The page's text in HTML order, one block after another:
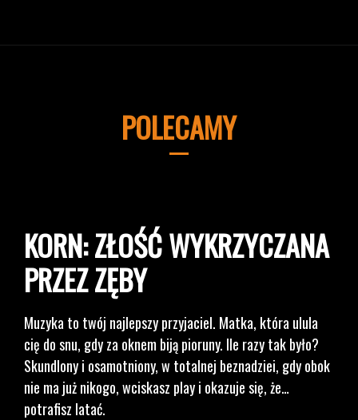
POLECAMY
KORN: ZŁOŚĆ WYKRZYCZANA
PRZEZ ZĘBY
Muzyka to twój najlepszy przyjaciel. Matka, która ulula
cię do snu, gdy za oknem biją pioruny. Ile razy tak było?
Skundlony i osamotniony, w totalnej beznadziei, gdy obok
nie ma już nikogo, wciskasz play i okazuje się, że…
potrafisz latać.